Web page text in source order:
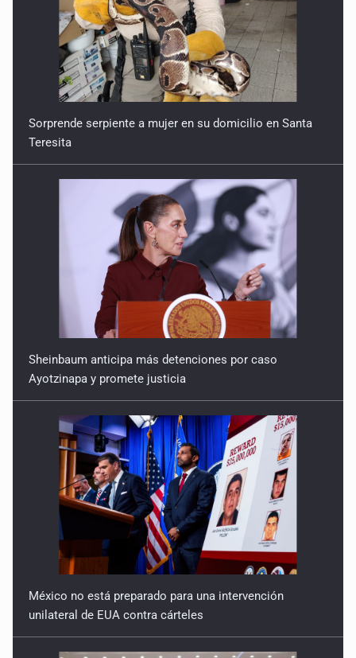
Sorprende serpiente a mujer en su domicilio en Santa
Teresita
Sheinbaum anticipa más detenciones por caso
Ayotzinapa y promete justicia
México no está preparado para una intervención
unilateral de EUA contra cárteles